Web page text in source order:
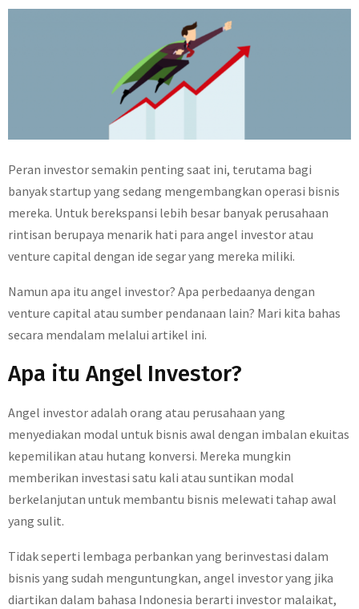
Peran investor semakin penting saat ini, terutama bagi
banyak startup yang sedang mengembangkan operasi bisnis
mereka. Untuk berekspansi lebih besar banyak perusahaan
rintisan berupaya menarik hati para angel investor atau
venture capital dengan ide segar yang mereka miliki.
Namun apa itu angel investor? Apa perbedaanya dengan
venture capital atau sumber pendanaan lain? Mari kita bahas
secara mendalam melalui artikel ini.
Apa itu Angel Investor?
Angel investor adalah orang atau perusahaan yang
menyediakan modal untuk bisnis awal dengan imbalan ekuitas
kepemilikan atau hutang konversi. Mereka mungkin
memberikan investasi satu kali atau suntikan modal
berkelanjutan untuk membantu bisnis melewati tahap awal
yang sulit.
Tidak seperti lembaga perbankan yang berinvestasi dalam
bisnis yang sudah menguntungkan, angel investor yang jika
diartikan dalam bahasa Indonesia berarti investor malaikat,